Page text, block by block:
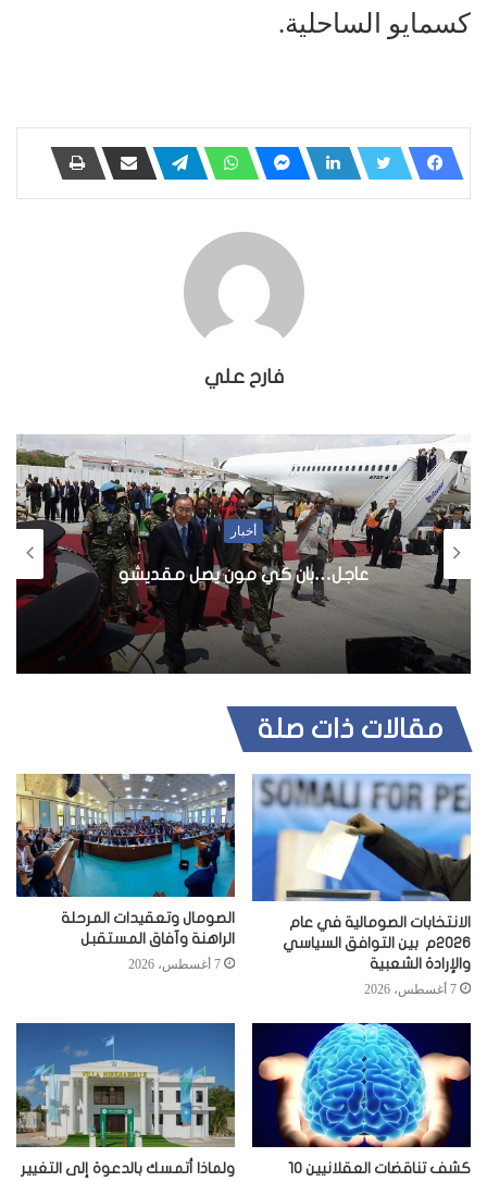
كسمايو الساحلية.
فارح علي
أخبار
عاجل…بان كي مون يصل مقديشو
مقالات ذات صلة
الانتخابات الصومالية في عام
2026م بين التوافق السياسي
والإرادة الشعبية
7 أغسطس، 2026
الصومال وتعقيدات المرحلة
الراهنة وآفاق المستقبل
7 أغسطس، 2026
كشف تناقضات العقلانيين 10
ولماذا أتمسك بالدعوة إلى التغيير